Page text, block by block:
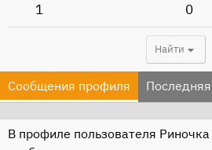
1 0
Найти
Сообщения профиля
В профиле пользователя